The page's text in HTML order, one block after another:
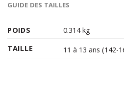
GUIDE DES TAILLES
POIDS
0.314 kg
TAILLE
11 à 13 ans (142-